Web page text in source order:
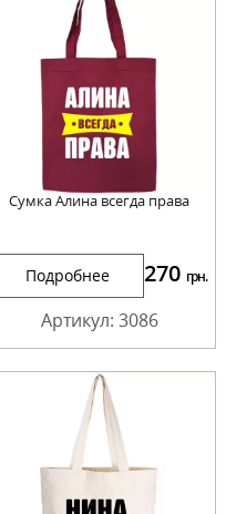
Сумка Алина всегда права
Подробнее 270 грн.
Артикул: 3086